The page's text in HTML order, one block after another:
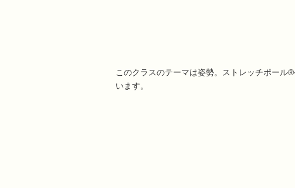
このクラスのテーマは姿勢。ストレッチポー
います。